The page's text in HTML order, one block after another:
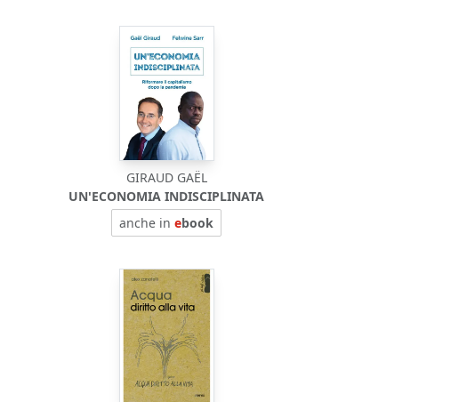
GIRAUD GAËL
UN'ECONOMIA INDISCIPLINATA
anche inebook